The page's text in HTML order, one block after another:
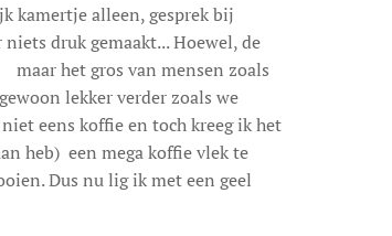
kamertje alleen, gesprek bij
druk gemaakt... Hoewel, de
het gros van mensen zoals
lekker verder zoals we
eens koffie en toch kreeg ik het
heb) een mega koffie vlek te
Dus nu lig ik met een geel